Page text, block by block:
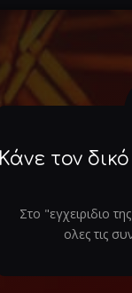
Κάνε τον
Στο "εγχειριδιο
ολες τις